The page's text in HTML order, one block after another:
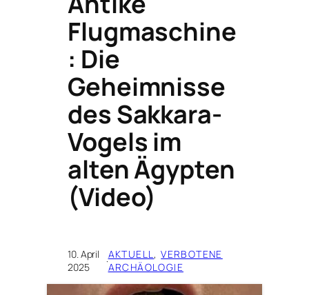
Flugmaschine
: Die
Geheimnisse
des Sakkara-
Vogels im
alten Ägypten
(Video)
10. April
2025
·AKTUELL, VERBOTENE
ARCHÄOLOGIE